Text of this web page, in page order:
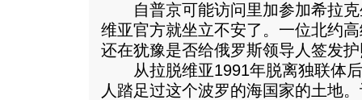
自普京可能访问里加参加希拉克
维亚官方就坐立不安了。一位北约
还在犹豫是否给俄罗斯领导人签发
从拉脱维亚1991年脱离独联体后
人踏足过这个波罗的海国家的土地